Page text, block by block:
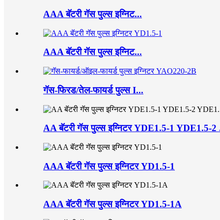
AAA बॅटरी गॅस पुल्स इग्निट...
AAA बॅटरी गॅस पुल्स इग्निट...
गॅस-फिरड/तेल-फायर्ड पुल्स I...
AA बॅटरी गॅस पुल्स इग्निटर YDE1.5-1 YDE1.5-2
AAA बॅटरी गॅस पुल्स इग्निटर YD1.5-1
AAA बॅटरी गॅस पुल्स इग्निटर YD1.5-1A